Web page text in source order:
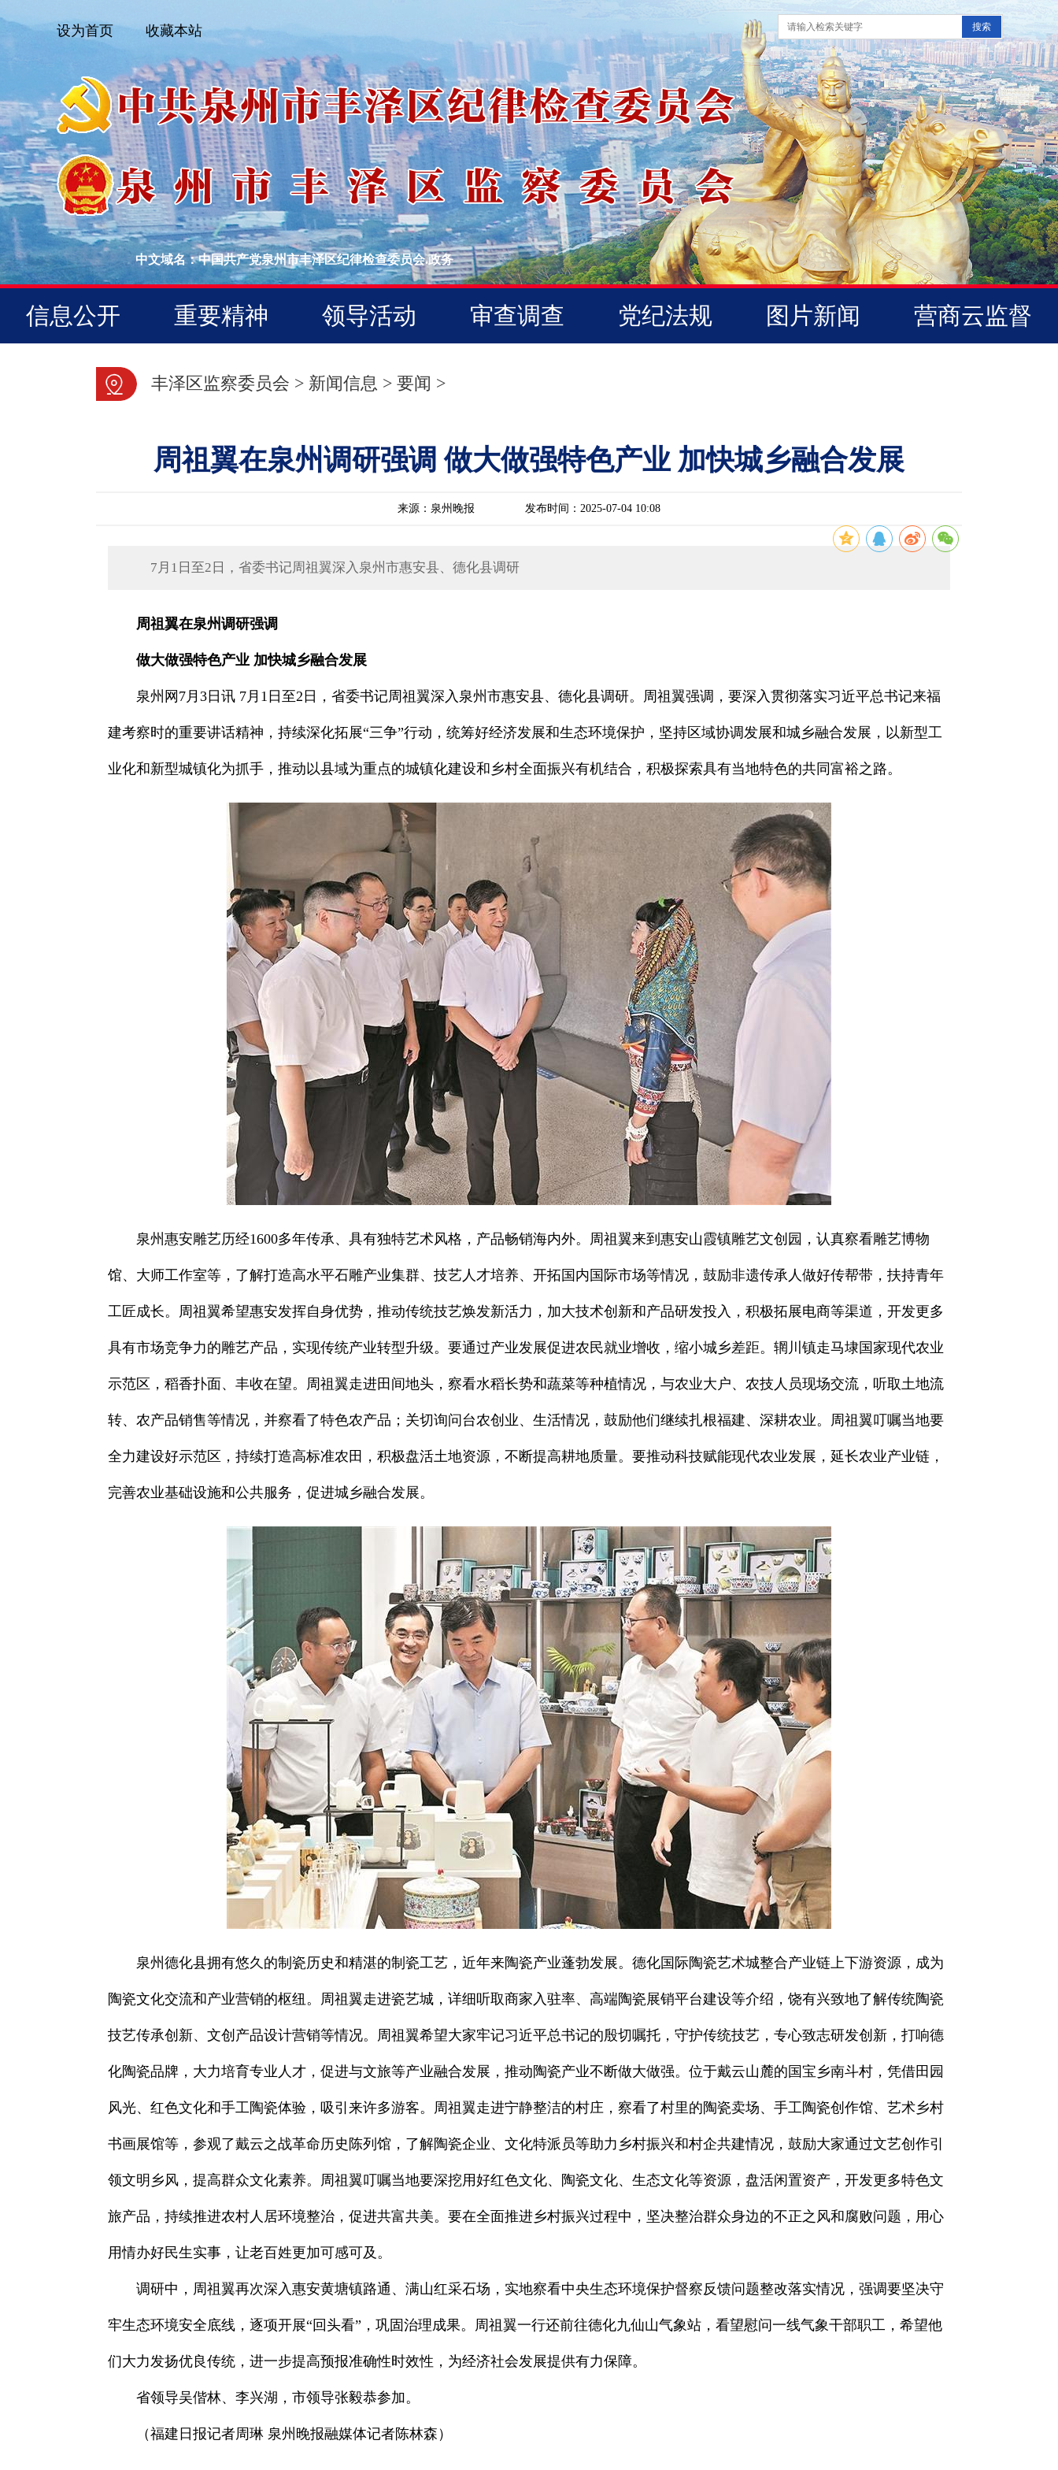
设为首页 收藏本站
中文域名：中国共产党泉州市丰泽区纪律检查委员会.政务
信息公开 重要精神 领导活动 审查调查 党纪法规 图片新闻 营商云监督
丰泽区监察委员会 > 新闻信息 > 要闻 >
周祖翼在泉州调研强调 做大做强特色产业 加快城乡融合发展
来源：泉州晚报 发布时间：2025-07-04 10:08
7月1日至2日，省委书记周祖翼深入泉州市惠安县、德化县调研
周祖翼在泉州调研强调
做大做强特色产业 加快城乡融合发展
泉州网7月3日讯 7月1日至2日，省委书记周祖翼深入泉州市惠安县、德化县调研。周祖翼强调，要深入贯彻落实习近平总书记来福
建考察时的重要讲话精神，持续深化拓展“三争”行动，统筹好经济发展和生态环境保护，坚持区域协调发展和城乡融合发展，以新型工
业化和新型城镇化为抓手，推动以县域为重点的城镇化建设和乡村全面振兴有机结合，积极探索具有当地特色的共同富裕之路。
泉州惠安雕艺历经1600多年传承、具有独特艺术风格，产品畅销海内外。周祖翼来到惠安山霞镇雕艺文创园，认真察看雕艺博物
馆、大师工作室等，了解打造高水平石雕产业集群、技艺人才培养、开拓国内国际市场等情况，鼓励非遗传承人做好传帮带，扶持青年
工匠成长。周祖翼希望惠安发挥自身优势，推动传统技艺焕发新活力，加大技术创新和产品研发投入，积极拓展电商等渠道，开发更多
具有市场竞争力的雕艺产品，实现传统产业转型升级。要通过产业发展促进农民就业增收，缩小城乡差距。辋川镇走马埭国家现代农业
示范区，稻香扑面、丰收在望。周祖翼走进田间地头，察看水稻长势和蔬菜等种植情况，与农业大户、农技人员现场交流，听取土地流
转、农产品销售等情况，并察看了特色农产品；关切询问台农创业、生活情况，鼓励他们继续扎根福建、深耕农业。周祖翼叮嘱当地要
全力建设好示范区，持续打造高标准农田，积极盘活土地资源，不断提高耕地质量。要推动科技赋能现代农业发展，延长农业产业链，
完善农业基础设施和公共服务，促进城乡融合发展。
泉州德化县拥有悠久的制瓷历史和精湛的制瓷工艺，近年来陶瓷产业蓬勃发展。德化国际陶瓷艺术城整合产业链上下游资源，成为
陶瓷文化交流和产业营销的枢纽。周祖翼走进瓷艺城，详细听取商家入驻率、高端陶瓷展销平台建设等介绍，饶有兴致地了解传统陶瓷
技艺传承创新、文创产品设计营销等情况。周祖翼希望大家牢记习近平总书记的殷切嘱托，守护传统技艺，专心致志研发创新，打响德
化陶瓷品牌，大力培育专业人才，促进与文旅等产业融合发展，推动陶瓷产业不断做大做强。位于戴云山麓的国宝乡南斗村，凭借田园
风光、红色文化和手工陶瓷体验，吸引来许多游客。周祖翼走进宁静整洁的村庄，察看了村里的陶瓷卖场、手工陶瓷创作馆、艺术乡村
书画展馆等，参观了戴云之战革命历史陈列馆，了解陶瓷企业、文化特派员等助力乡村振兴和村企共建情况，鼓励大家通过文艺创作引
领文明乡风，提高群众文化素养。周祖翼叮嘱当地要深挖用好红色文化、陶瓷文化、生态文化等资源，盘活闲置资产，开发更多特色文
旅产品，持续推进农村人居环境整治，促进共富共美。要在全面推进乡村振兴过程中，坚决整治群众身边的不正之风和腐败问题，用心
用情办好民生实事，让老百姓更加可感可及。
调研中，周祖翼再次深入惠安黄塘镇路通、满山红采石场，实地察看中央生态环境保护督察反馈问题整改落实情况，强调要坚决守
牢生态环境安全底线，逐项开展“回头看”，巩固治理成果。周祖翼一行还前往德化九仙山气象站，看望慰问一线气象干部职工，希望他
们大力发扬优良传统，进一步提高预报准确性时效性，为经济社会发展提供有力保障。
省领导吴偕林、李兴湖，市领导张毅恭参加。
（福建日报记者周琳 泉州晚报融媒体记者陈林森）